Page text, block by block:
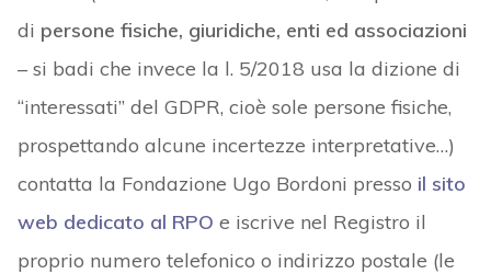
di persone fisiche, giuridiche, enti ed associazioni
– si badi che invece la l. 5/2018 usa la dizione di
“interessati” del GDPR, cioè sole persone fisiche,
prospettando alcune incertezze interpretative…)
contatta la Fondazione Ugo Bordoni presso il sito
web dedicato al RPO e iscrive nel Registro il
proprio numero telefonico o indirizzo postale (le